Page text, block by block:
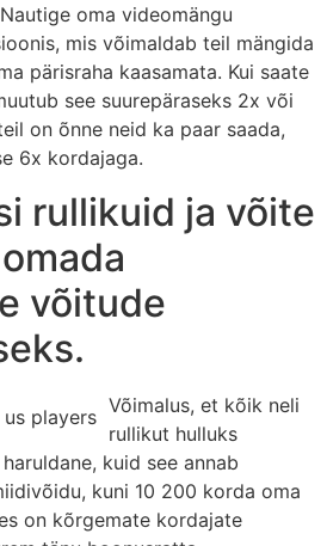
oma videomängu
mis võimaldab teil mängida
pärisraha kaasamata. Kui saate
see suurepäraseks 2x või
on õnne neid ka paar saada,
6x kordajaga.
rullikuid ja võite
võitude
Võimalus, et kõik neli
rullikut hulluks
kuid see annab
kuni 10 200 korda oma
on kõrgemate kordajate